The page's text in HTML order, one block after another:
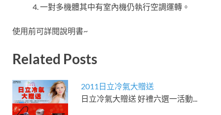
一對多機體其中有室內機仍執行空調運轉。
使用前可詳閱說明書~
Related Posts
2011日立冷氣大贈送
日立冷氣大贈送 好禮六選一活動...